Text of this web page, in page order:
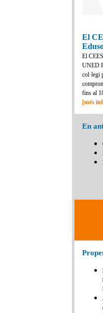
El
El
UNED
col·legi
fins al
[més
En